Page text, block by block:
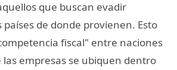
que buscan evadir
países de donde provienen. Esto
fiscal" entre naciones
las empresas se ubiquen dentro